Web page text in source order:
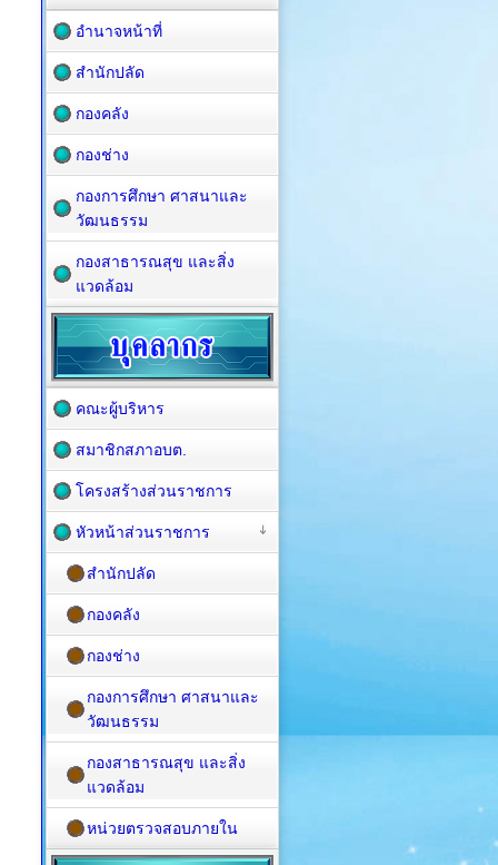
อำนาจหน้าที่
สำนักปลัด
กองคลัง
กองช่าง
กองการศึกษา ศาสนาและ
วัฒนธรรม
กองสาธารณสุข และสิ่ง
แวดล้อม
คณะผู้บริหาร
สมาชิกสภาอบต.
โครงสร้างส่วนราชการ
หัวหน้าส่วนราชการ
สำนักปลัด
กองคลัง
กองช่าง
กองการศึกษา ศาสนาและ
วัฒนธรรม
กองสาธารณสุข และสิ่ง
แวดล้อม
หน่วยตรวจสอบภายใน